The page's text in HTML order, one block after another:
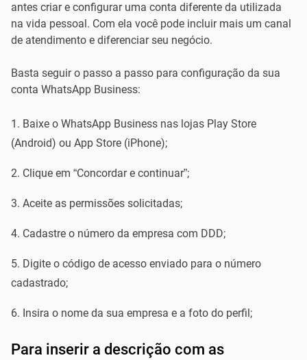
antes criar e configurar uma conta diferente da utilizada
na vida pessoal. Com ela você pode incluir mais um canal
de atendimento e diferenciar seu negócio.
Basta seguir o passo a passo para configuração da sua
conta WhatsApp Business:
Baixe o WhatsApp Business nas lojas Play Store
(Android) ou App Store (iPhone);
Clique em “Concordar e continuar”;
Aceite as permissões solicitadas;
Cadastre o número da empresa com DDD;
Digite o código de acesso enviado para o número
cadastrado;
Insira o nome da sua empresa e a foto do perfil;
Para inserir a descrição com as